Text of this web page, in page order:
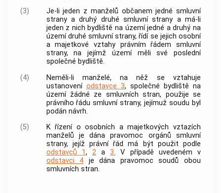
(3)
Je-li jeden z manželů občanem jedné smluvní
strany a druhý druhé smluvní strany a má-li
jeden z nich bydliště na území jedné a druhý na
území druhé smluvní strany, řídí se jejich osobní
a majetkové vztahy právním řádem smluvní
strany, na jejímž území měli své poslední
společné bydliště.
(4)
Neměli-li manželé, na něž se vztahuje
ustanovení odstavce 3, společné bydliště na
území žádné ze smluvních stran, použije se
právního řádu smluvní strany, jejímuž soudu byl
podán návrh.
(5)
K řízení o osobních a majetkových vztazích
manželů je dána pravomoc orgánů smluvní
strany, jejíž právní řád má být použit podle
odstavců 1, 2a3. V případě uvedeném v
odstavci 4 je dána pravomoc soudů obou
smluvních stran.